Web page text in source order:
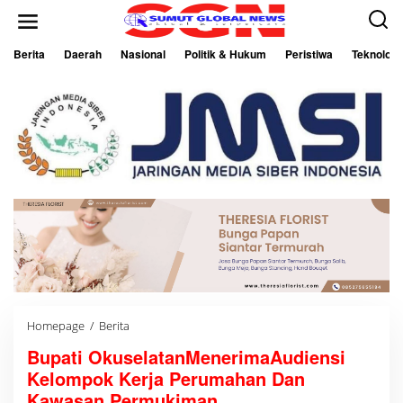
Berita Daerah Nasional Politik & Hukum Peristiwa Teknologi
Homepage / Berita
p
a
t
Bupati OkuselatanMenerimaAudiensi
Kelompok Kerja Perumahan Dan